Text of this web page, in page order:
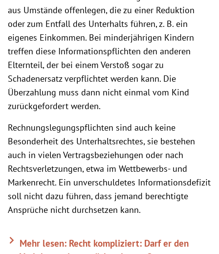
aus Umstände offenlegen, die zu einer Reduktion
oder zum Entfall des Unterhalts führen, z. B. ein
eigenes Einkommen. Bei minderjährigen Kindern
treffen diese Informationspflichten den anderen
Elternteil, der bei einem Verstoß sogar zu
Schadenersatz verpflichtet werden kann. Die
Überzahlung muss dann nicht einmal vom Kind
zurückgefordert werden.
Rechnungslegungspflichten sind auch keine
Besonderheit des Unterhaltsrechtes, sie bestehen
auch in vielen Vertragsbeziehungen oder nach
Rechtsverletzungen, etwa im Wettbewerbs- und
Markenrecht. Ein unverschuldetes Informationsdefizit
soll nicht dazu führen, dass jemand berechtigte
Ansprüche nicht durchsetzen kann.
Mehr lesen: Recht kompliziert: Darf er den